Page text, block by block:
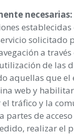
necesarias:
establecidas
solicitado
a
de las
aquellas que
web y
tráfico y la
partes de
realizar el